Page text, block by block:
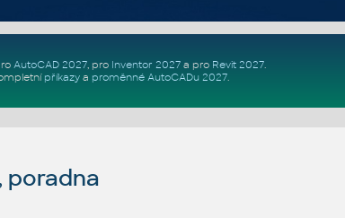
AutoCAD 2027, pro Inventor 2027a pro Revit 2027.
příkazya proměnné AutoCADu 2027.
poradna